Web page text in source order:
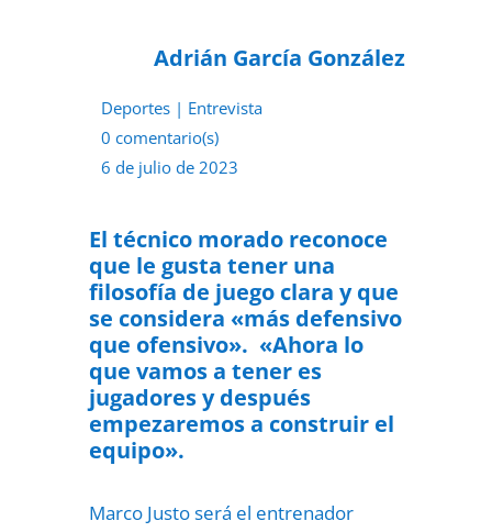
Adrián García González
Deportes| Entrevista
0 comentario(s)
6 de julio de 2023
El técnico morado reconoce
que le gusta tener una
filosofía de juego clara y que
se considera «más defensivo
que ofensivo». «Ahora lo
que vamos a tener es
jugadores y después
empezaremos a construir el
equipo».
Marco Justo será el entrenador